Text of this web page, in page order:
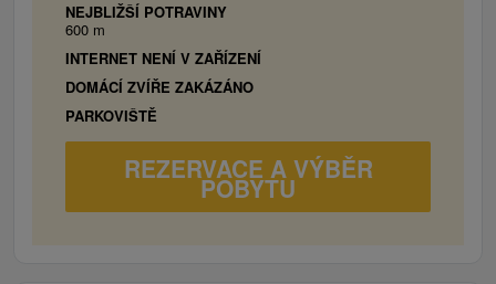
manželská posteľ, 2x prístelka (gauč), 1x
prístelka (gauč mimo spálne), televízor,
kúpeľňa so sprchovacím kútom, toaleta,
balkón.
NEJBLIŽŠÍ POTRAVINY
600 m
INTERNET NENÍ V ZAŘÍZENÍ
DOMÁCÍ ZVÍŘE ZAKÁZÁNO
PARKOVIŠTĚ
REZERVACE A VÝBĚR
POBYTU